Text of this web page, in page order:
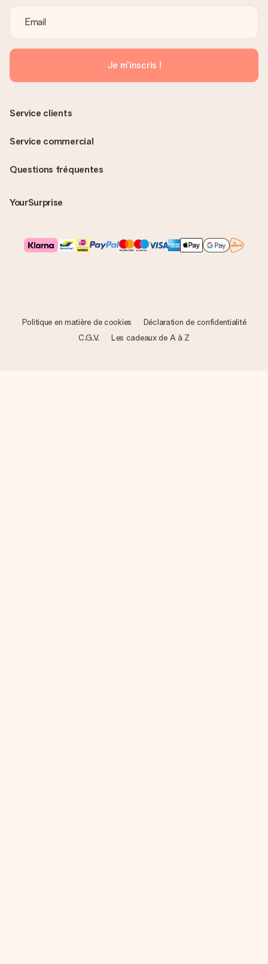
Je m'inscris !
Questions fréquentes
YourSurprise
Service clients
Service commercial
Politique en matière de cookies
Déclaration de confidentialité
C.G.V.
Les cadeaux de A à Z